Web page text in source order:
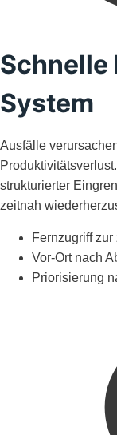
System
Ausfälle
strukturierter
zeitnah
Fernzugriff
Vor-Ort nach
Priorisierung